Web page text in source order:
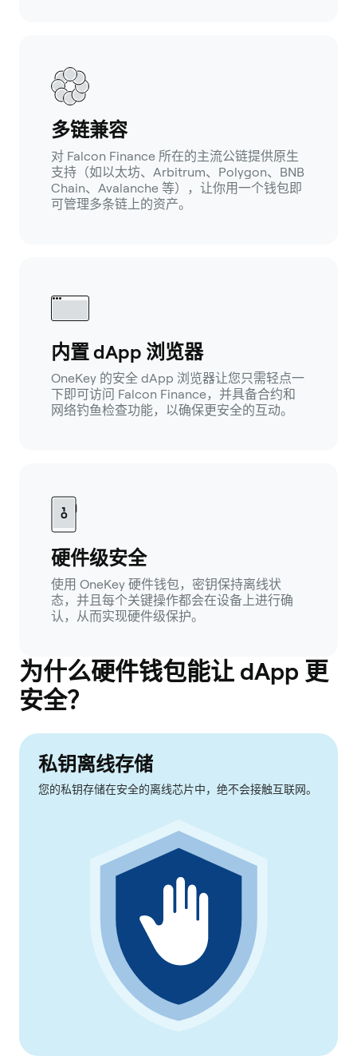
多链兼容
对 Falcon Finance 所在的主流公链提供原生
支持（如以太坊、Arbitrum、Polygon、BNB
Chain、Avalanche 等），让你用一个钱包即
可管理多条链上的资产。
内置 dApp 浏览器
OneKey 的安全 dApp 浏览器让您只需轻点一
下即可访问 Falcon Finance，并具备合约和
网络钓鱼检查功能，以确保更安全的互动。
硬件级安全
使用 OneKey 硬件钱包，密钥保持离线状
态，并且每个关键操作都会在设备上进行确
认，从而实现硬件级保护。
为什么硬件钱包能让 dApp 更
安全？
私钥离线存储
您的私钥存储在安全的离线芯片中，绝不会接触互联网。